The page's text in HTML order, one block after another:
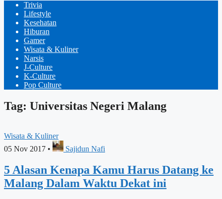
Trivia
Lifestyle
Kesehatan
Hiburan
Gamer
Wisata & Kuliner
Narsis
J-Culture
K-Culture
Pop Culture
Tag: Universitas Negeri Malang
Wisata & Kuliner
05 Nov 2017 • Sajidun Nafi
5 Alasan Kenapa Kamu Harus Datang ke
Malang Dalam Waktu Dekat ini